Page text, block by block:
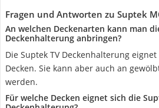
Fragen und Antworten zu Suptek
An welchen Deckenarten kann man
Deckenhalterung anbringen?
Die Suptek TV Deckenhalterung
Decken. Sie kann aber auch an
werden.
Für welche Decken eignet sich die